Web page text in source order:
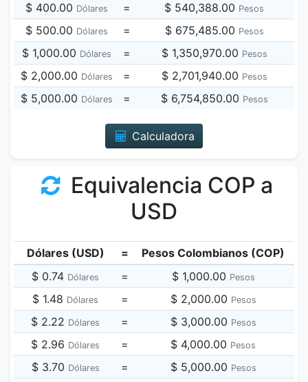
$ 400.00 Dólares = $ 540,388.00 Pesos
$ 500.00 Dólares = $ 675,485.00 Pesos
$ 1,000.00 Dólares = $ 1,350,970.00 Pesos
$ 2,000.00 Dólares = $ 2,701,940.00 Pesos
$ 5,000.00 Dólares = $ 6,754,850.00 Pesos
Calculadora
Equivalencia COP a
USD
Dólares (USD) =
Pesos Colombianos (COP)
$ 0.74 Dólares = $ 1,000.00 Pesos
$ 1.48 Dólares = $ 2,000.00 Pesos
$ 2.22 Dólares = $ 3,000.00 Pesos
$ 2.96 Dólares = $ 4,000.00 Pesos
$ 3.70 Dólares = $ 5,000.00 Pesos